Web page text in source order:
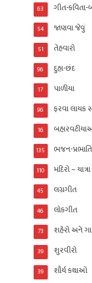
ગીત-કવિતા-
63
જાણવા જેવું
54
તેહવારો
51
દુહા-છંદ
96
પાળીયા
17
ફરવા લાયક
96
16
ભજન-
135
મંદિરો –
110
લગ્નગીત
45
લોકગીત
46
શહેરો અને
73
શુરવીરો
39
શૌર્ય કથાઓ
39